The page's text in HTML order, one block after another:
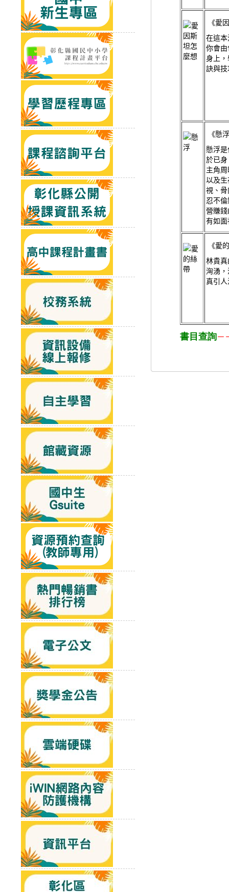
《愛
在這
你會
身上
訣與技
《懸
懸浮
於已
主角
以及
視、
忍不
營賺
有如
《愛
林貴
洶湧
真引
書目查詢－